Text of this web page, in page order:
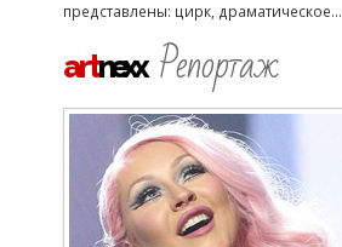
представлены: цирк, драматическое...
artnexx Репортаж